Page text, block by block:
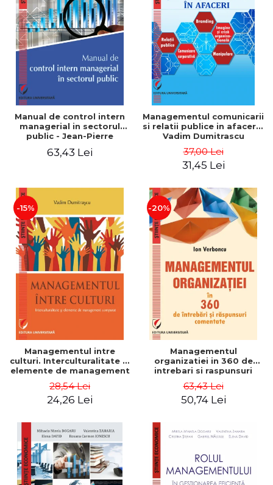
Manual de control intern
managerial in sectorul
public - Jean-Pierre
63,43 Lei
Managementul comunicarii
si relatii publice in afaceri -
Vadim Dumitrascu
37,00 Lei
31,45 Lei
-15%
Managementul intre
culturi. Interculturalitate si
elemente de management
Dumitrascu
28,54 Lei
24,26 Lei
-20%
Managementul
organizatiei in 360 de
intrebari si raspunsuri
63,43 Lei
50,74 Lei